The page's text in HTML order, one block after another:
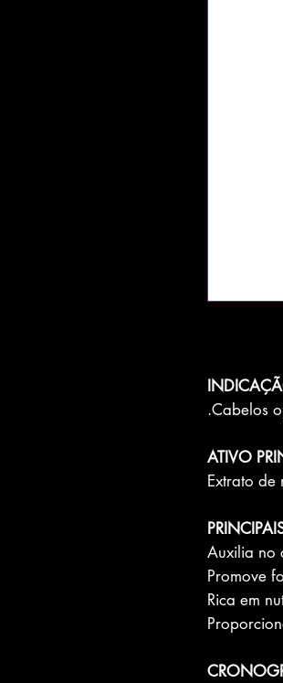
Cabelos
ATIVO
Extrato